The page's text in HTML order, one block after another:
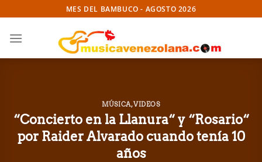
to
content
MES DEL BAMBUCO - AGOSTO 2026
MÚSICA,VIDEOS
“Concierto en la Llanura“ y “Rosario“
por Raider Alvarado cuando tenía 10
años